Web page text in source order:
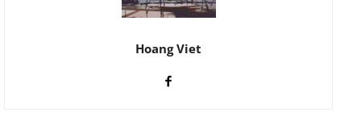
Hoang Viet